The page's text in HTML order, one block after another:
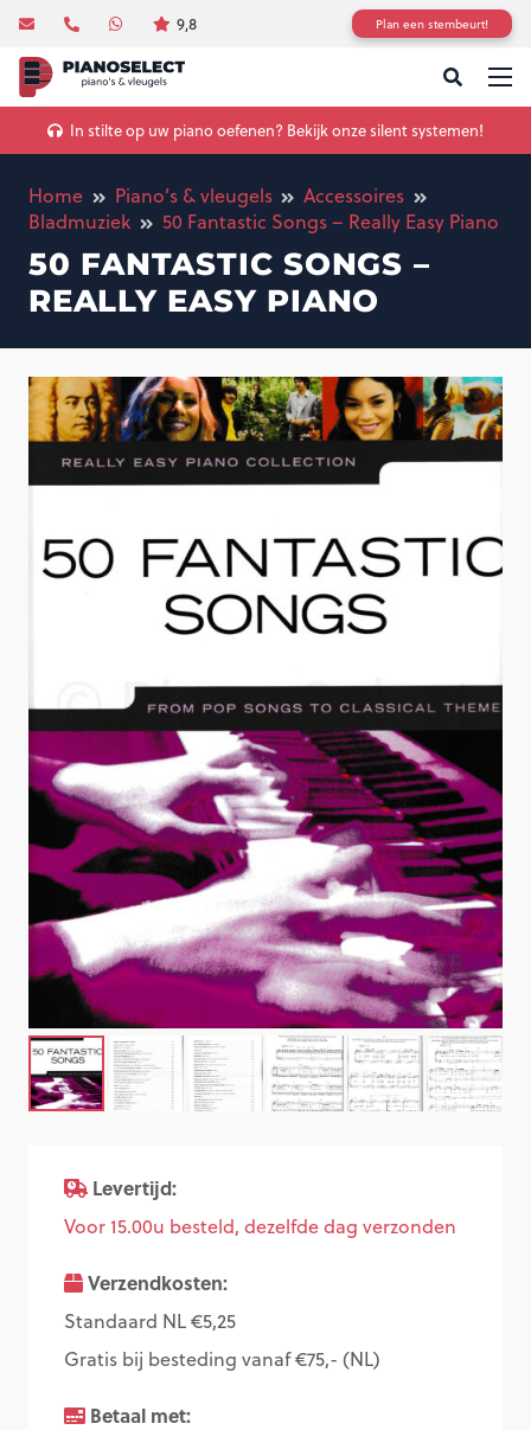
9,8 Plan een stembeurt!
In stilte op uw piano oefenen? Bekijk onze silent systemen!
Home Piano’s & vleugels
Accessoires
Bladmuziek
50 Fantastic Songs – Really Easy Piano
50 FANTASTIC SONGS –
REALLY EASY PIANO
Levertijd:
Voor 15.00u besteld, dezelfde dag verzonden
Verzendkosten:
Standaard NL €5,25
Gratis bij besteding vanaf €75,- (NL)
Betaal met: